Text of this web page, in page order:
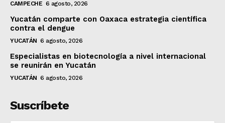
CAMPECHE 6 agosto, 2026
Yucatán comparte con Oaxaca estrategia científica
contra el dengue
YUCATÁN 6 agosto, 2026
Especialistas en biotecnología a nivel internacional
se reunirán en Yucatán
YUCATÁN 6 agosto, 2026
Suscríbete